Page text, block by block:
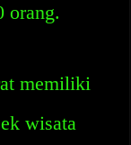
orang.
memiliki
wisata